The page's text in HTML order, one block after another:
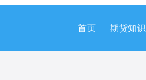
首页 期货知识